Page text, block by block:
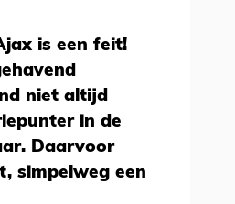
is een feit!
niet altijd
in de
Daarvoor
simpelweg een